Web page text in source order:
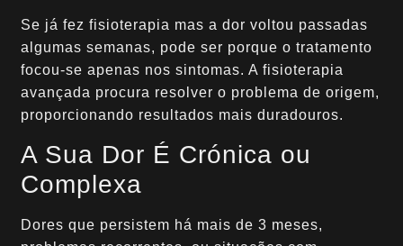
Se já fez fisioterapia mas a dor voltou passadas
algumas semanas, pode ser porque o tratamento
focou-se apenas nos sintomas. A fisioterapia
avançada procura resolver o problema de origem,
proporcionando resultados mais duradouros.
A Sua Dor É Crónica ou
Complexa
Dores que persistem há mais de 3 meses,